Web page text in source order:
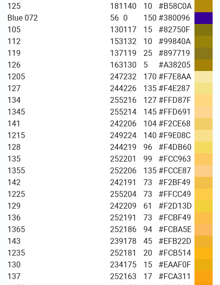
125
181 140 10
#B58C0A
Blue 072
56 0 150 #380096
105
130117 15
#82750F
112
153132 10
#99840A
119
137119 25
#897719
126
163130 5
#A38205
1205
247232 170 #F7E8AA
127
244226 135 #F4E287
134
255216 127 #FFD87F
1345
255214 145 #FFD691
141
242206 104 #F2CE68
1215
249224 140 #F9E08C
128
244219 96
#F4DB60
135
252201 99
#FCC963
1355
252206 135 #FCCE87
142
242191 73
#F2BF49
1225
255204 73
#FFCC49
129
242209 61
#F2D13D
136
252191 73
#FCBF49
1365
252186 94
#FCBA5E
143
239178 45
#EFB22D
1235
252181 20
#FCB514
130
234175 15
#EAAF0F
137
252163 17
#FCA311